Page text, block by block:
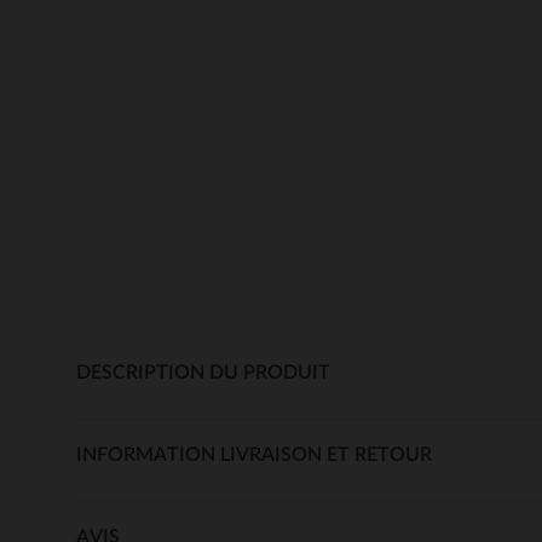
DESCRIPTION DU PRODUIT
INFORMATION LIVRAISON ET RETOUR
AVIS